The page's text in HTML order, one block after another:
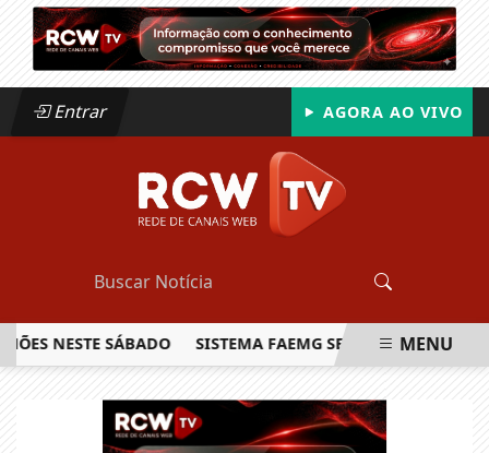
Entrar AGORA AO VIVO
NESTE SÁBADO SISTEMA FAEMG SENAR LANÇA OMENU